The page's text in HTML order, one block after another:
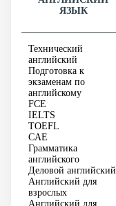
ЯЗЫК
Технический
английский
Подготовка к
экзаменам по
английскому
FCE
IELTS
TOEFL
CAE
Грамматика
английского
Деловой английский
Английский для
взрослых
Английский для